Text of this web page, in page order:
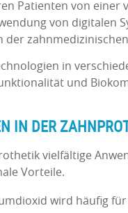
Patienten von einer
von digitalen
der
in
und
IN DER
vielfältige
Vorteile.
wird häufig